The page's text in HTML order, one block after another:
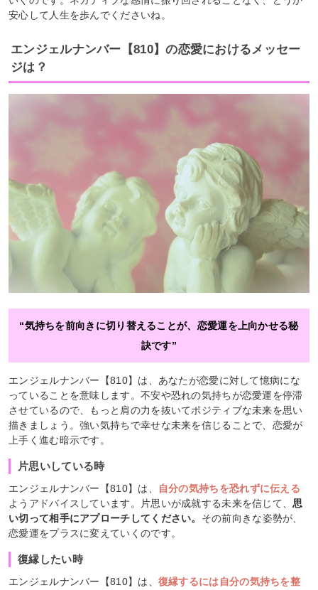
安心して人生を歩んでくださいね。
エンジェルナンバー【810】の恋愛におけるメッセー
ジは？
“気持ちを前向きに切り替えることが、恋愛運を上向かせる秘
訣です”
エンジェルナンバー【810】は、あなたが恋愛に対して憶病にな
っていることを意味します。不安や恐れの気持ちが恋愛運を停滞
させているので、もっと肩の力を抜いてポジティブな未来を思い
描きましょう。強い気持ちで幸せな未来を信じることで、恋愛が
上手く進む暗示です。
片思いしている時
エンジェルナンバー【810】は、
自分の気持ちを恐れずに伝える
ようアドバイスしています。片思いが成就する未来を信じて、思
い切って相手にアプローチしてください。 その前向きな姿勢が、
恋愛運をプラスに変えていくのです。
復縁したい時
エンジェルナンバー【810】は、 復縁するには自分の気持ちを整